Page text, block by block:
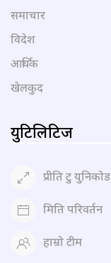
समाचार
विदेश
आर्थिक
खेलकुद
युटिलिटिज
प्रीति टु युनिकोड
मिति परिवर्तन
हाम्रो टीम